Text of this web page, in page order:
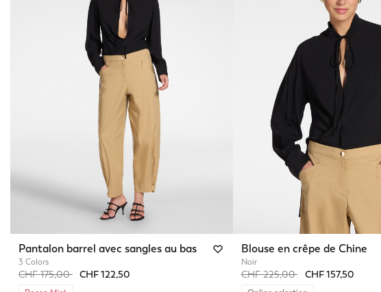
Pantalon barrel avec sangles au bas
3 Colors
Price reduced from
CHF 175,00toCHF 122,50
Blouse en crêpe de Chine
Noir
Price reduced from
CHF 225,00toCHF 157,50